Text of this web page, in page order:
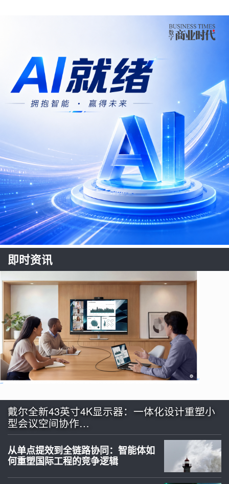
即时资讯
戴尔全新43英寸4K显示器：一体化设计重塑小
型会议空间协作…
从单点提效到全链路协同：智能体如
何重塑国际工程的竞争逻辑